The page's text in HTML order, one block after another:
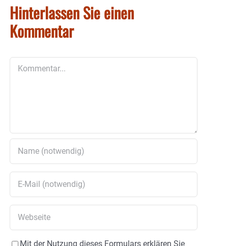
Hinterlassen Sie einen
Kommentar
Mit der Nutzung dieses Formulars erklären Sie